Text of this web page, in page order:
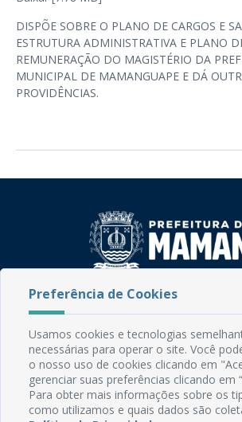
DISPÕE SOBRE O PLANO DE CARGOS E
ESTRUTURA ADMINISTRATIVA E PLANO
REMUNERAÇÃO DO MAGISTÉRIO DA
MUNICIPAL DE MAMANGUAPE E DÁ
PROVIDÊNCIAS.
Rua do Imperador, 78, Centro
CEP: 58.280-000 - Mamanguape/PB
Fone: (83) 3292-2246
Email:
Expediente: Segunda à Sexta, das 08h às
Mapa do Site
Preferência de Cookies
Usamos cookies e tecnologias
necessárias para operar o site. Você
o nosso uso de cookies clicando em
gerenciar suas preferências clicando em
Para obter mais informações sobre os
como utilizamos e quais dados são